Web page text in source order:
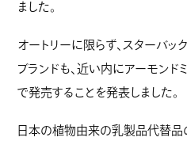
ました。
オートリーに限らず、スターバ
ブランドも、近い内にアーモン
で発売することを発表しました。
日本の植物由来の乳製品代替品